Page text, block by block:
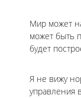
Мир может
может быть
будет
Я не вижу
управления